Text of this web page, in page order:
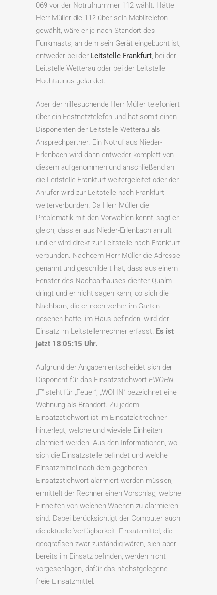
069 vor der Notrufnummer 112 wählt. Hätte
Herr Müller die 112 über sein Mobiltelefon
gewählt, wäre er je nach Standort des
Funkmasts, an dem sein Gerät eingebucht ist,
entweder bei der Leitstelle Frankfurt, bei der
Leitstelle Wetterau oder bei der Leitstelle
Hochtaunus gelandet.
Aber der hilfesuchende Herr Müller telefoniert
über ein Festnetztelefon und hat somit einen
Disponenten der Leitstelle Wetterau als
Ansprechpartner. Ein Notruf aus Nieder-
Erlenbach wird dann entweder komplett von
diesem aufgenommen und anschließend an
die Leitstelle Frankfurt weitergeleitet oder der
Anrufer wird zur Leitstelle nach Frankfurt
weiterverbunden. Da Herr Müller die
Problematik mit den Vorwahlen kennt, sagt er
gleich, dass er aus Nieder-Erlenbach anruft
und er wird direkt zur Leitstelle nach Frankfurt
verbunden. Nachdem Herr Müller die Adresse
genannt und geschildert hat, dass aus einem
Fenster des Nachbarhauses dichter Qualm
dringt und er nicht sagen kann, ob sich die
Nachbarn, die er noch vorher im Garten
gesehen hatte, im Haus befinden, wird der
Einsatz im Leitstellenrechner erfasst. Es ist
jetzt 18:05:15 Uhr.
Aufgrund der Angaben entscheidet sich der
Disponent für das Einsatzstichwort FWOHN.
„F“ steht für „Feuer“, „WOHN“ bezeichnet eine
Wohnung als Brandort. Zu jedem
Einsatzstichwort ist im Einsatzleitrechner
hinterlegt, welche und wieviele Einheiten
alarmiert werden. Aus den Informationen, wo
sich die Einsatzstelle befindet und welche
Einsatzmittel nach dem gegebenen
Einsatzstichwort alarmiert werden müssen,
ermittelt der Rechner einen Vorschlag, welche
Einheiten von welchen Wachen zu alarmieren
sind. Dabei berücksichtigt der Computer auch
die aktuelle Verfügbarkeit: Einsatzmittel, die
geografisch zwar zuständig wären, sich aber
bereits im Einsatz befinden, werden nicht
vorgeschlagen, dafür das nächstgelegene
freie Einsatzmittel.